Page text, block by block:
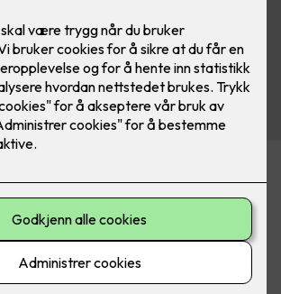
renoverer, er det lett å prioritere fliser,
mens lyset ofte havner nederst på
for riktig belysning er faktisk det som